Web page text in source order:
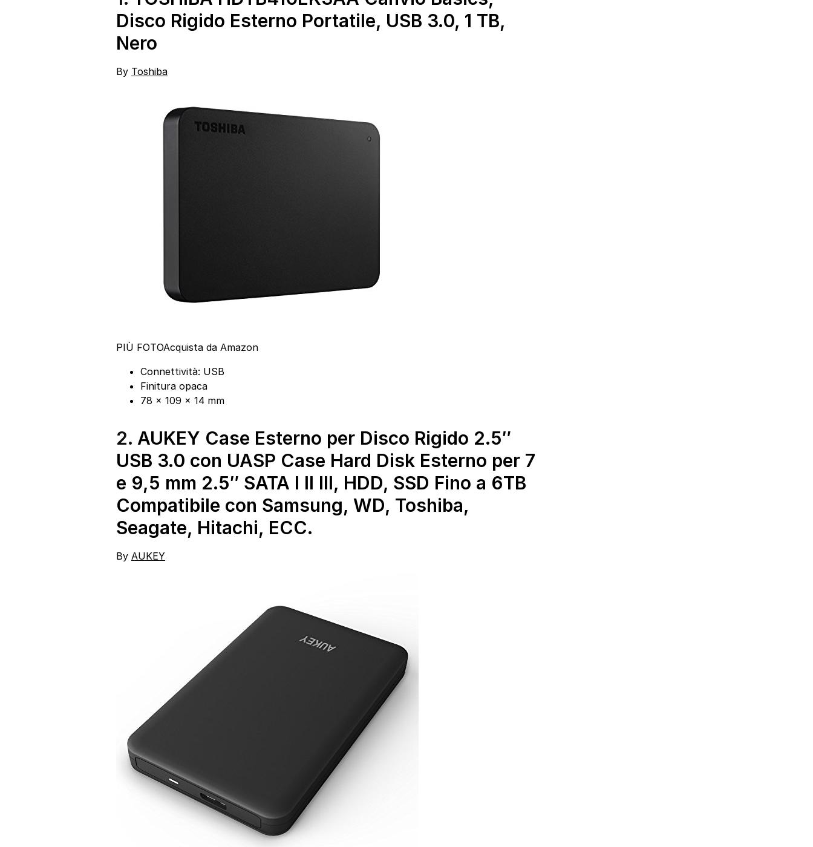
101Q)
Disco Rigido Esterno Portatile, USB 3.0, 1 TB,
Nero
By Toshiba
PIÙ FOTOAcquista da Amazon
Connettività: USB
Finitura opaca
78 x 109 x 14 mm
2. AUKEY Case Esterno per Disco Rigido 2.5″
USB 3.0 con UASP Case Hard Disk Esterno per 7
e 9,5 mm 2.5″ SATA I II III, HDD, SSD Fino a 6TB
Compatibile con Samsung, WD, Toshiba,
Seagate, Hitachi, ECC.
By AUKEY